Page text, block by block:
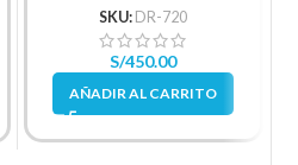
SKU: DR-720
S/450.00
AÑADIR AL CARRITO